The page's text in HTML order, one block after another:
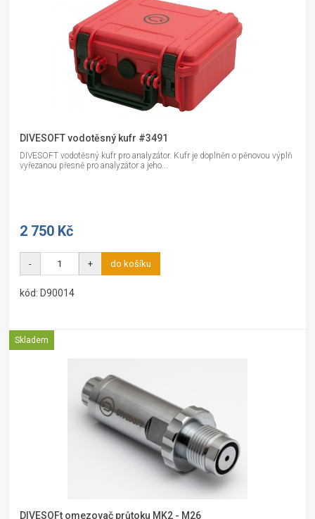
DIVESOFT vodotěsný kufr #3491
DIVESOFT vodotěsný kufr pro analyzátor. Kufr je doplněn o pěnovou výplň
vyřezanou přesně pro analyzátor a jeho...
2 750 Kč
- + do košíku
kód: D90014
Skladem
DIVESOFt omezovač průtoku MK2 - M26